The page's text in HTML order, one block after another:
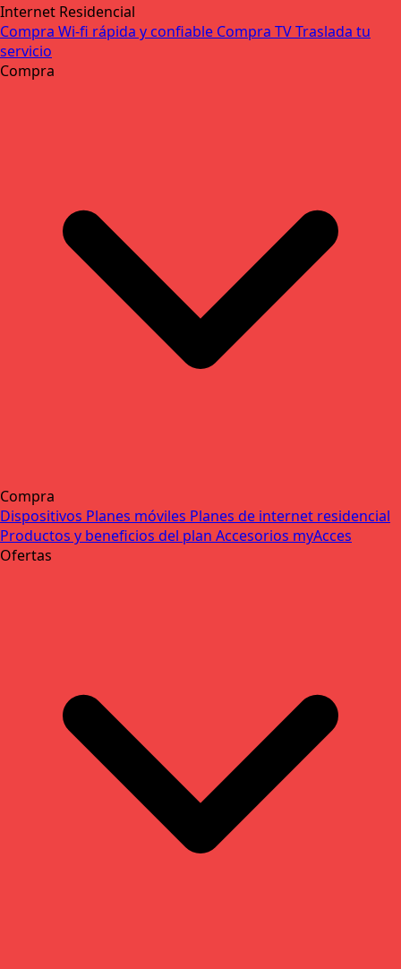
Internet Residencial
Compra Wi-fi rápida y confiable Compra TVTraslada tu
servicio
Compra
Compra
Dispositivos Planes móviles Planes de internet residencial
Productos y beneficios del plan Accesorios myAcces
Ofertas